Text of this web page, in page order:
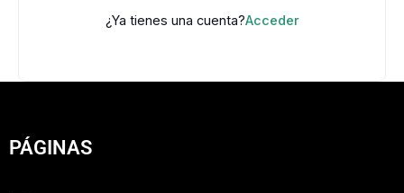
¿Ya tienes una cuenta?Acceder
PÁGINAS